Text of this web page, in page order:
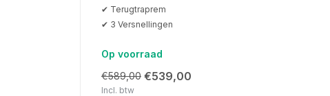
✔ Terugtraprem
✔ 3 Versnellingen
Op voorraad
€589,00 €539,00
Incl. btw